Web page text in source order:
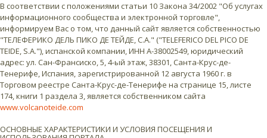
В соответствии с положениями статьи 10 Закона 34/2002 "Об услугах
информационного сообщества и электронной торговле",
информируем Вас о том, что данный сайт является собственностью
"ТЕЛЕФЕРИКО ДЕЛЬ ПИКО ДЕ ТЕЙДЕ, С.А." ("TELEFERICO DEL PICO DE
TEIDE, S.A."), испанской компании, ИНН A-38002549, юридический
адрес: ул. Сан-Франсиско, 5, 4-ый этаж, 38301, Санта-Крус-де-
Тенерифе, Испания, зарегистрированной 12 августа 1960 г. в
Торговом реестре Санта-Крус-де-Тенерифе на странице 15, листе
174, книги 1 раздела 3, является собственником сайта
www.volcanoteide.com
ОСНОВНЫЕ ХАРАКТЕРИСТИКИ И УСЛОВИЯ ПОСЕЩЕНИЯ И